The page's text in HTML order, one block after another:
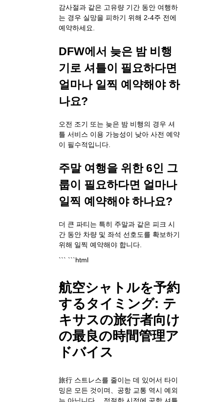
감사절과 같은 고유량 기간 동안 여행하
는 경우 실망을 피하기 위해 2-4주 전에
예약하세요.
DFW에서 늦은 밤 비행
기로 셔틀이 필요하다면
얼마나 일찍 예약해야 하
나요?
오전 조기 또는 늦은 밤 비행의 경우 셔
틀 서비스 이용 가능성이 낮아 사전 예약
이 필수적입니다.
주말 여행을 위한 6인 그
룹이 필요하다면 얼마나
일찍 예약해야 하나요?
더 큰 파티는 특히 주말과 같은 피크 시
간 동안 차량 및 좌석 선호도를 확보하기
위해 일찍 예약해야 합니다.
``` ```html
航空シャトルを予約
するタイミング: テ
キサスの旅行者向け
の最良の時間管理ア
ドバイス
旅行 스트レ스를 줄이는 데 있어서 타이
밍은 모든 것이며、공항 교통 역시 예외
는 아닙니다。 적절한 시점에 공항 셔틀